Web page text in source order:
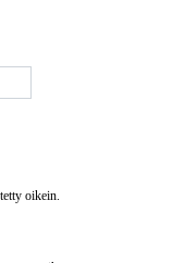
oikein.